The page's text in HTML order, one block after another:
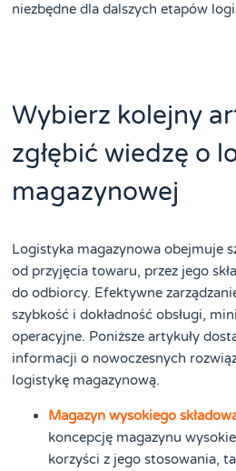
niezbędne dla dalszych etapów
Wybierz kolejny
zgłębić wiedzę o
magazynowej
Logistyka magazynowa obejmuje
od przyjęcia towaru, przez jego
do odbiorcy. Efektywne
szybkość i dokładność obsługi,
operacyjne. Poniższe artykuły
informacji o nowoczesnych
logistykę magazynową.
Magazyn wysokiego
koncepcję magazynu
korzyści z jego stosowania,